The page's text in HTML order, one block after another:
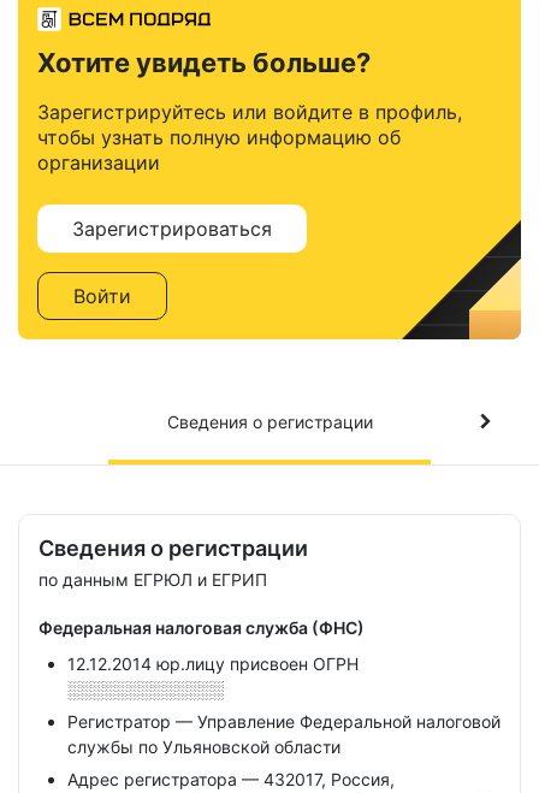
Хотите увидеть больше?
Зарегистрируйтесь или войдите в профиль,
чтобы узнать полную информацию об
организации
Зарегистрироваться
Войти
Сведения о регистрации
Сведения о регистрации
по данным ЕГРЮЛ и ЕГРИП
Федеральная налоговая служба (ФНС)
12.12.2014 юр.лицу присвоен ОГРН
░░░░░░░░░░░░░
Регистратор — Управление Федеральной налоговой
службы по Ульяновской области
Адрес регистратора — 432017, Россия,